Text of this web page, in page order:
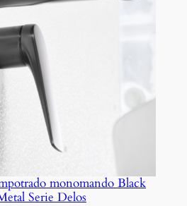
monomando Black
Serie Delos